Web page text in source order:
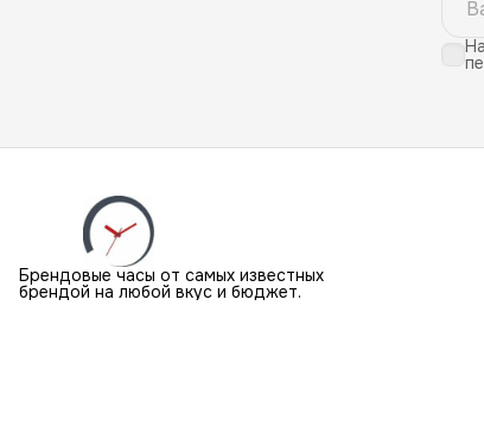
Брендовые часы от самых известных
брендой на любой вкус и бюджет.